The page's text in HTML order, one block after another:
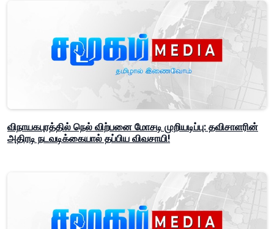
விநாயகபுரத்தில் நெல் விற்பனை மோசடி முறியடிப்பு: தவிசாளரின்
அதிரடி நடவடிக்கையால் தப்பிய விவசாயி!